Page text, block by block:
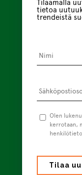
Tilaamalla
tietoa
trendeistä
Olen
kerrotaan,